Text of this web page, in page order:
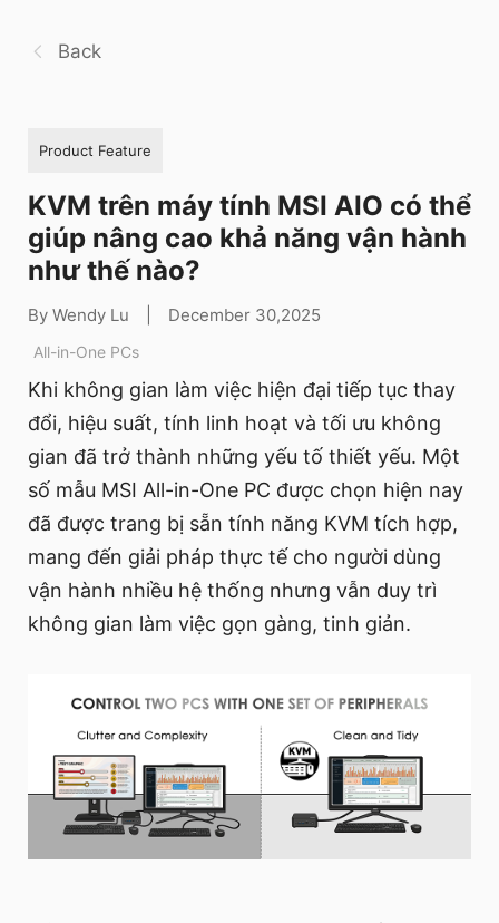
Back
Product Feature
KVM trên máy tính MSI AIO có thể
giúp nâng cao khả năng vận hành
như thế nào?
By Wendy Lu December 30,2025
All-in-One PCs
Khi không gian làm việc hiện đại tiếp tục thay
đổi, hiệu suất, tính linh hoạt và tối ưu không
gian đã trở thành những yếu tố thiết yếu. Một
số mẫu MSI All-in-One PC được chọn hiện nay
đã được trang bị sẵn tính năng KVM tích hợp,
mang đến giải pháp thực tế cho người dùng
vận hành nhiều hệ thống nhưng vẫn duy trì
không gian làm việc gọn gàng, tinh giản.